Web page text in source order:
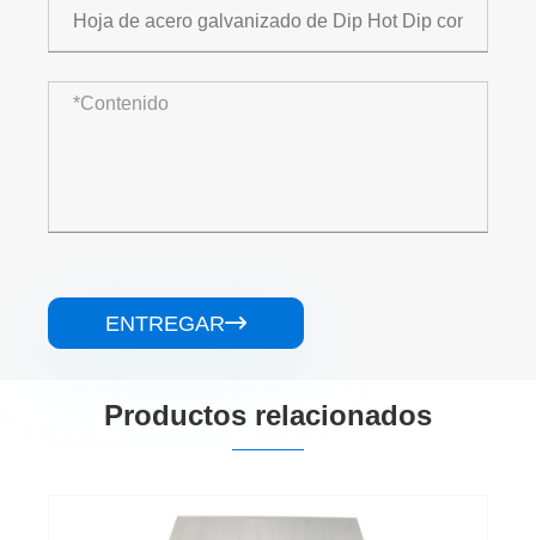
ENTREGAR
Productos relacionados